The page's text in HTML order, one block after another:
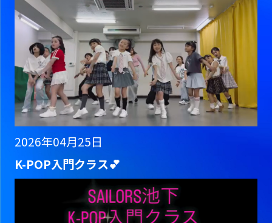
2026年04月25日
K-POP入門クラス💕